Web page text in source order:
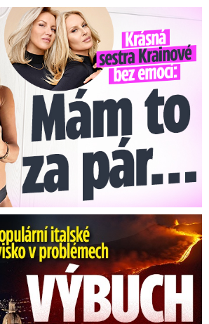
bez emocí: Mám to za pár…
Etny: Ruší desítky letů